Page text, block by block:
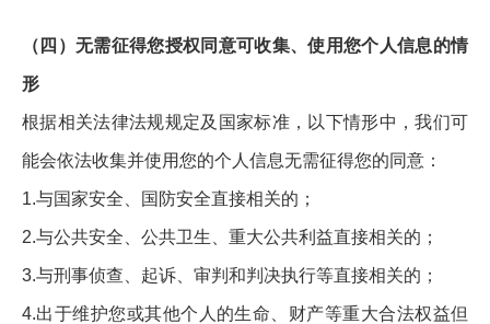
（四）无需征得您授权同意可收集、使用您个人信息的情
形
根据相关法律法规规定及国家标准，以下情形中，我们可
能会依法收集并使用您的个人信息无需征得您的同意：
1.与国家安全、国防安全直接相关的；
2.与公共安全、公共卫生、重大公共利益直接相关的；
3.与刑事侦查、起诉、审判和判决执行等直接相关的；
4.出于维护您或其他个人的生命、财产等重大合法权益但